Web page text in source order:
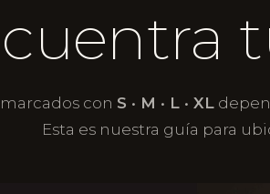
con S · M · L · XL
Esta es nuestra guía para